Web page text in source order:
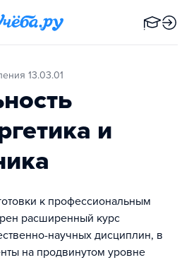
13.03.01
и
к профессиональным
расширенный курс
научных дисциплин, в
на продвинутом уровне